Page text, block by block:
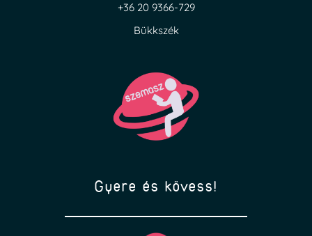
+36 20 9366-729
Bükkszék
Gyere és kövess!